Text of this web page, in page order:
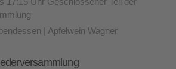
| Apfelwein Wagner